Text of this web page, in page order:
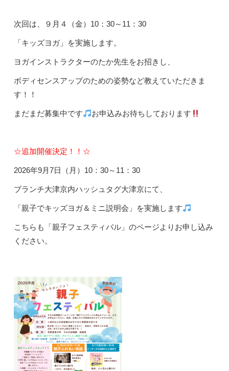
次回は、９月４（金）10：30～11：30
「キッズヨガ」を実施します。
ヨガインストラクターのたか先生をお招きし、
ボディセンスアップのための姿勢など教えていただきま
す！！
まだまだ募集中です お申込みお待ちしております
☆追加開催決定！！☆
2026年9月7日（月）10：30～11：30
ブランチ大津京内ハッシュタグ大津京にて、
「親子でキッズヨガ＆ミニ説明会」を実施します
こちらも「親子フェスティバル」のページよりお申し込み
ください。